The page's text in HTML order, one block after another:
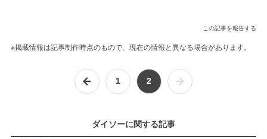
この記事を報告する
※掲載情報は記事制作時点のもので、現在の情報と異なる場合があります。
1 2
ダイソーに関する記事